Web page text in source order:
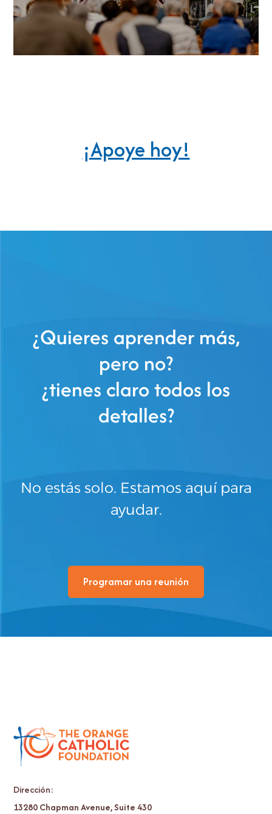
¡Apoye hoy!
¿Quieres aprender más,
pero no?
¿tienes claro todos los
detalles?
No estás solo. Estamos aquí para
ayudar.
Programar una reunión
Dirección:
13280 Chapman Avenue, Suite 430